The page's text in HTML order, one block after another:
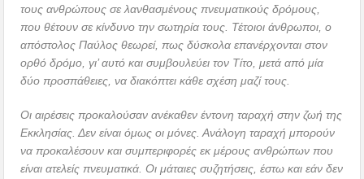
τους ανθρώπους σε λανθασμένους πνευματικούς δρόμους,
που θέτουν σε κίνδυνο την σωτηρία τους. Τέτοιοι άνθρωποι, ο
απόστολος Παύλος θεωρεί, πως δύσκολα επανέρχονται στον
ορθό δρόμο, γι’ αυτό και συμβουλεύει τον Τίτο, μετά από μία
δύο προσπάθειες, να διακόπτει κάθε σχέση μαζί τους.
Οι αιρέσεις προκαλούσαν ανέκαθεν έντονη ταραχή στην ζωή της
Εκκλησίας. Δεν είναι όμως οι μόνες. Ανάλογη ταραχή μπορούν
να προκαλέσουν και συμπεριφορές εκ μέρους ανθρώπων που
είναι ατελείς πνευματικά. Οι μάταιες συζητήσεις, έστω και εάν δεν